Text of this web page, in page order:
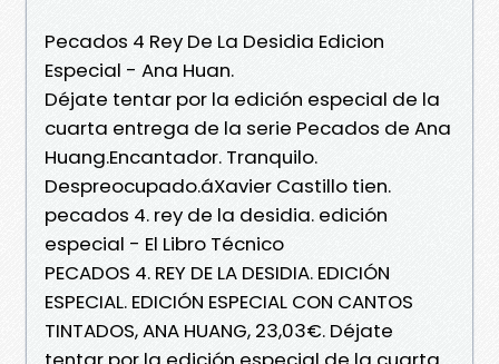
Pecados 4 Rey De La Desidia Edicion
Especial - Ana Huan.
Déjate tentar por la edición especial de la
cuarta entrega de la serie Pecados de Ana
Huang.Encantador. Tranquilo.
Despreocupado.áXavier Castillo tien.
pecados 4. rey de la desidia. edición
especial - El Libro Técnico
PECADOS 4. REY DE LA DESIDIA. EDICIÓN
ESPECIAL. EDICIÓN ESPECIAL CON CANTOS
TINTADOS, ANA HUANG, 23,03€. Déjate